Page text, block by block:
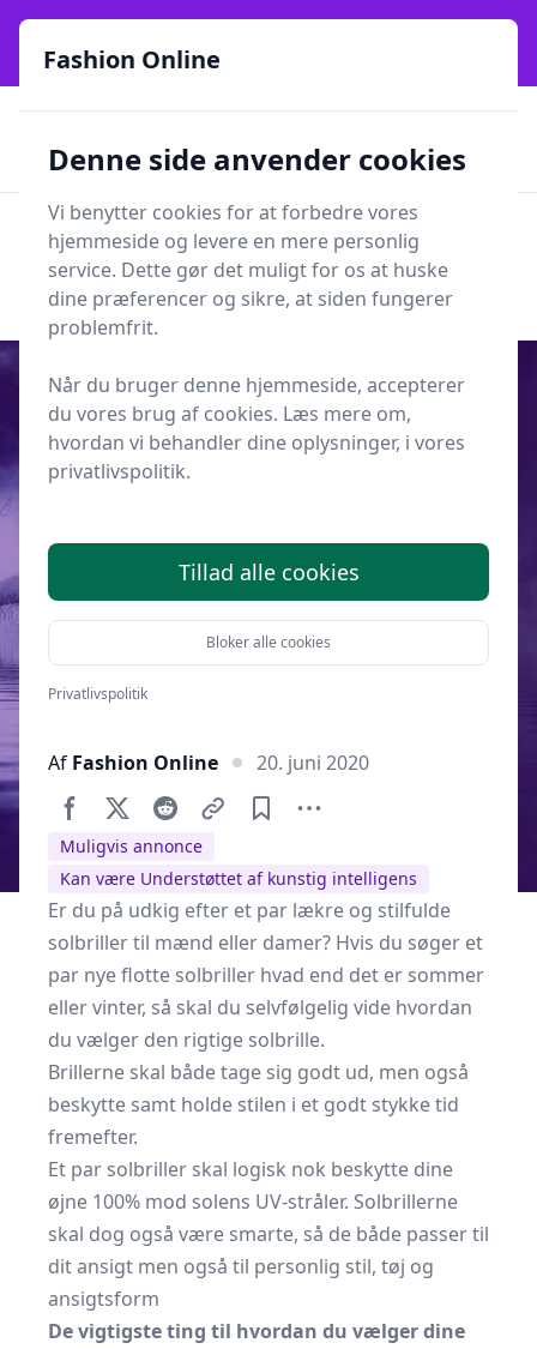
Fashion Online - Din genvej til stil, trends og smarte fund
online siden 2017
Lynhurtig levering ⭐⭐⭐⭐⭐✨981 forskellige produkttyper
Fashion Online
Søg
Udgivet iMode
Af Fashion Online 20. juni 2020
Muligvis annonce
Kan være Understøttet af kunstig intelligens
Er du på udkig efter et par lækre og stilfulde
solbriller til mænd eller damer? Hvis du søger et
par nye flotte solbriller hvad end det er sommer
eller vinter, så skal du selvfølgelig vide hvordan
du vælger den rigtige solbrille.
Brillerne skal både tage sig godt ud, men også
beskytte samt holde stilen i et godt stykke tid
fremefter.
Et par solbriller skal logisk nok beskytte dine
øjne 100% mod solens UV-stråler. Solbrillerne
skal dog også være smarte, så de både passer til
dit ansigt men også til personlig stil, tøj og
ansigtsform
De vigtigste ting til hvordan du vælger dine
Fashion Online
Denne side anvender cookies
Vi benytter cookies for at forbedre vores
hjemmeside og levere en mere personlig
service. Dette gør det muligt for os at huske
dine præferencer og sikre, at siden fungerer
problemfrit.
Når du bruger denne hjemmeside, accepterer
du vores brug af cookies. Læs mere om,
hvordan vi behandler dine oplysninger, i vores
privatlivspolitik.
Tillad alle cookies
Bloker alle cookies
Privatlivspolitik